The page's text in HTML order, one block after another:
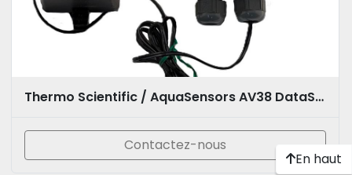
Thermo Scientific / AquaSensors AV38 DataStick Local Monitor & Controller
Contactez-nous
En haut